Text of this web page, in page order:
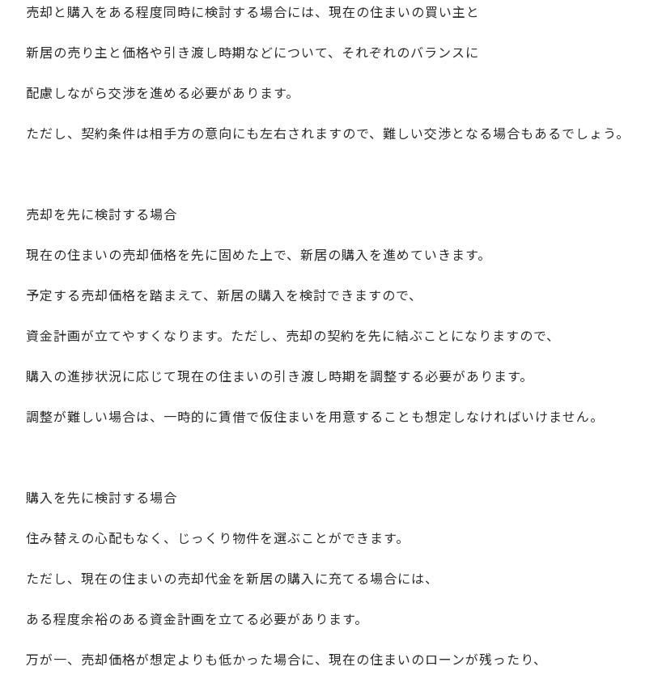
売却と購入をある程度同時に検討する場合には、現在の住まいの買い主と
新居の売り主と価格や引き渡し時期などについて、それぞれのバランスに
配慮しながら交渉を進める必要があります。
ただし、契約条件は相手方の意向にも左右されますので、難しい交渉となる場合もあるでしょう。
売却を先に検討する場合
現在の住まいの売却価格を先に固めた上で、新居の購入を進めていきます。
予定する売却価格を踏まえて、新居の購入を検討できますので、
資金計画が立てやすくなります。ただし、売却の契約を先に結ぶことになりますので、
購入の進捗状況に応じて現在の住まいの引き渡し時期を調整する必要があります。
調整が難しい場合は、一時的に賃借で仮住まいを用意することも想定しなければいけません。
購入を先に検討する場合
住み替えの心配もなく、じっくり物件を選ぶことができます。
ただし、現在の住まいの売却代金を新居の購入に充てる場合には、
ある程度余裕のある資金計画を立てる必要があります。
万が一、売却価格が想定よりも低かった場合に、現在の住まいのローンが残ったり、